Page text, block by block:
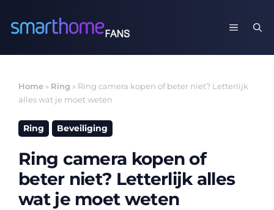
naar
MENU
Home » Ring » Ring camera kopen of beter niet? Letterlijk
alles wat je moet weten
Ring Beveiliging
Ring camera kopen of
beter niet? Letterlijk alles
wat je moet weten